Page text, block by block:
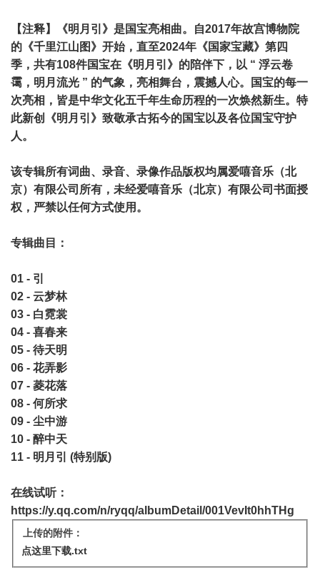
【注释】《明月引》是国宝亮相曲。自2017年故宫博物院
的《千里江山图》开始，直至2024年《国家宝藏》第四
季，共有108件国宝在《明月引》的陪伴下，以 “ 浮云卷
霭，明月流光 ” 的气象，亮相舞台，震撼人心。国宝的每一
次亮相，皆是中华文化五千年生命历程的一次焕然新生。特
此新创《明月引》致敬承古拓今的国宝以及各位国宝守护
人。
该专辑所有词曲、录音、录像作品版权均属爱嘻音乐（北
京）有限公司所有，未经爱嘻音乐（北京）有限公司书面授
权，严禁以任何方式使用。
专辑曲目：
01 - 引
02 - 云梦林
03 - 白霓裳
04 - 喜春来
05 - 待天明
06 - 花弄影
07 - 菱花落
08 - 何所求
09 - 尘中游
10 - 醉中天
11 - 明月引 (特别版)
在线试听：
https://y.qq.com/n/ryqq/albumDetail/001VevIt0hhTHg
上传的附件：
点这里下载.txt